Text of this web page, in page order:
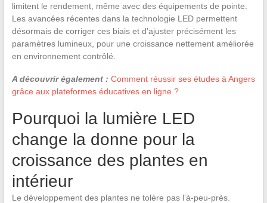
limitent le rendement, même avec des équipements de pointe.
Les avancées récentes dans la technologie LED permettent
désormais de corriger ces biais et d’ajuster précisément les
paramètres lumineux, pour une croissance nettement améliorée
en environnement contrôlé.
A découvrir également : Comment réussir ses études à Angers
grâce aux plateformes éducatives en ligne ?
Pourquoi la lumière LED
change la donne pour la
croissance des plantes en
intérieur
Le développement des plantes ne tolère pas l’à-peu-près.